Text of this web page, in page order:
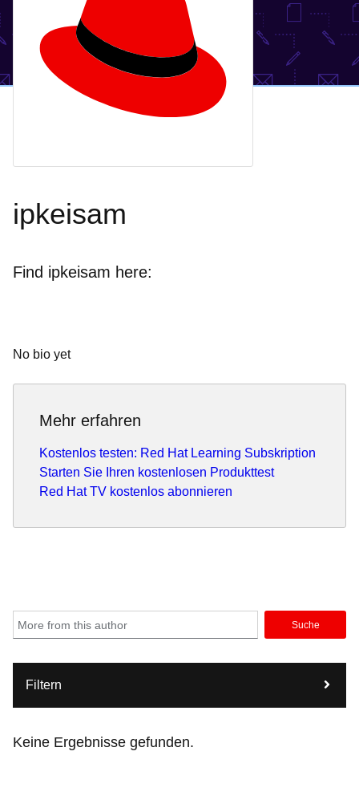
ipkeisam
Find ipkeisam here:
No bio yet
Mehr erfahren
Kostenlos testen: Red Hat Learning Subskription
Starten Sie Ihren kostenlosen Produkttest
Red Hat TV kostenlos abonnieren
Suche
Filtern
Keine Ergebnisse gefunden.